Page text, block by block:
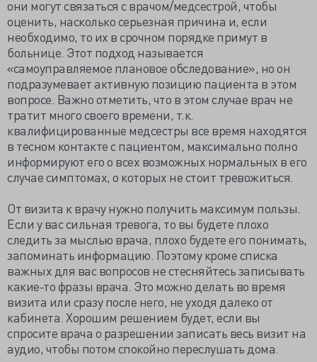
они могут связаться с врачом/медсестрой, чтобы
оценить, насколько серьезная причина и, если
необходимо, то их в срочном порядке примут в
больнице. Этот подход называется
«самоуправляемое плановое обследование», но он
подразумевает активную позицию пациента в этом
вопросе. Важно отметить, что в этом случае врач не
тратит много своего времени, т.к.
квалифицированные медсестры все время находятся
в тесном контакте с пациентом, максимально полно
информируют его о всех возможных нормальных в его
случае симптомах, о которых не стоит тревожиться.
От визита к врачу нужно получить максимум пользы.
Если у вас сильная тревога, то вы будете плохо
следить за мыслью врача, плохо будете его понимать,
запоминать информацию. Поэтому кроме списка
важных для вас вопросов не стесняйтесь записывать
какие-то фразы врача. Это можно делать во время
визита или сразу после него, не уходя далеко от
кабинета. Хорошим решением будет, если вы
спросите врача о разрешении записать весь визит на
аудио, чтобы потом спокойно переслушать дома.